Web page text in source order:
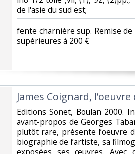
de l'asie du sud est;‎
‎fente charniére sup. Remise
supérieures à 200 €‎
‎James Coignard,
‎Editions Sonet, Boulan 2000.
avant-propos de Georges
plutôt rare, présente l’oeuvre
biographie de l’artiste, sa
exposées ses œuvres. Avec